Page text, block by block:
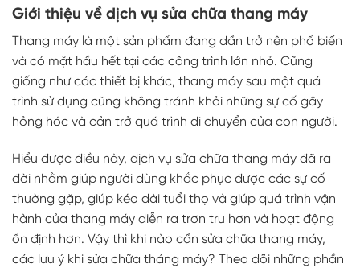
Giới thiệu về dịch vụ sửa chữa thang máy
Thang máy là một sản phẩm đang dần trở nên phổ biến
và có mặt hầu hết tại các công trình lớn nhỏ. Cũng
giống như các thiết bị khác, thang máy sau một quá
trình sử dụng cũng không tránh khỏi những sự cố gây
hỏng hóc và cản trở quá trình di chuyển của con người.
Hiểu được điều này, dịch vụ sửa chữa thang máy đã ra
đời nhằm giúp người dùng khắc phục được các sự cố
thường gặp, giúp kéo dài tuổi thọ và giúp quá trình vận
hành của thang máy diễn ra trơn tru hơn và hoạt động
ổn định hơn. Vậy thì khi nào cần sửa chữa thang máy,
các lưu ý khi sửa chữa tháng máy? Theo dõi những phần